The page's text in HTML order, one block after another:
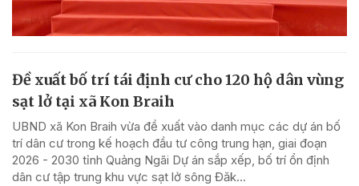
Đề xuất bố trí tái định cư cho 120 hộ dân vùng
sạt lở tại xã Kon Braih
UBND xã Kon Braih vừa đề xuất vào danh mục các dự án bố
trí dân cư trong kế hoạch đầu tư công trung hạn, giai đoạn
2026 - 2030 tỉnh Quảng Ngãi Dự án sắp xếp, bố trí ổn định
dân cư tập trung khu vực sạt lở sông Đăk...